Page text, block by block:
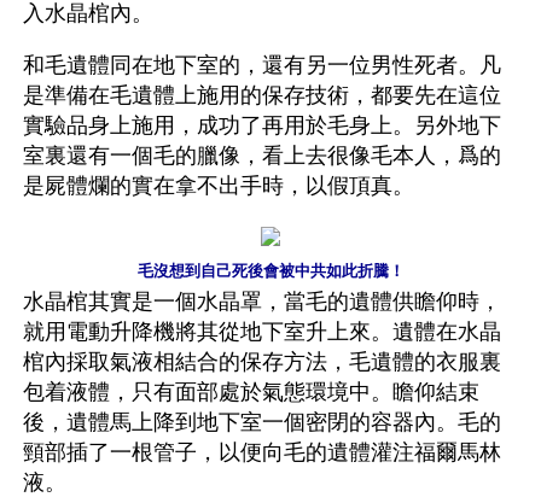
入水晶棺內。
和毛遺體同在地下室的，還有另一位男性死者。凡
是準備在毛遺體上施用的保存技術，都要先在這位
實驗品身上施用，成功了再用於毛身上。另外地下
室裏還有一個毛的臘像，看上去很像毛本人，爲的
是屍體爛的實在拿不出手時，以假頂真。
毛沒想到自己死後會被中共如此折騰！
水晶棺其實是一個水晶罩，當毛的遺體供瞻仰時，
就用電動升降機將其從地下室升上來。遺體在水晶
棺內採取氣液相結合的保存方法，毛遺體的衣服裏
包着液體，只有面部處於氣態環境中。瞻仰結束
後，遺體馬上降到地下室一個密閉的容器內。毛的
頸部插了一根管子，以便向毛的遺體灌注福爾馬林
液。